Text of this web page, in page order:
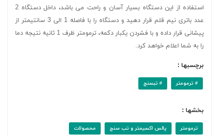
استفاده از این دستگاه بسیار آسان و راحت می باشد، داخل دستگاه 2
عدد باتری نیم قلم قرار دهید و دستگاه را با فاصله 1 الی 3 سانتیمتر از
پیشانی قرار داده و با فشردن یکبار دکمه، ترمومتر ظرف 1 ثانیه نتیجه دما
را به شما اعلام خواهد کرد.
برچسبها :
# ترمومتر # تبسنج
بخشها :
ترمومتر پالس اکسیمتر و تب سنج محصولات